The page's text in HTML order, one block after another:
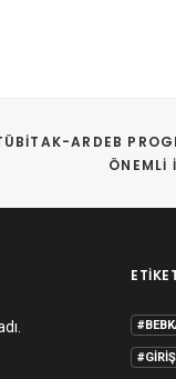
ARDEB
ÖNEMLI